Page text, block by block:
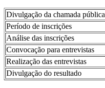
Divulgação da chamada pública
Período de inscrições
Análise das inscrições
Convocação para entrevistas
Realização das entrevistas
Divulgação do resultado